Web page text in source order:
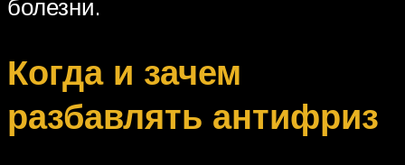
болезни.
Когда и зачем
разбавлять антифриз